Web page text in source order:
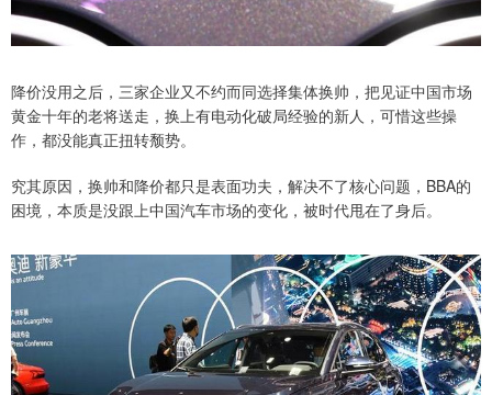
降价没用之后，三家企业又不约而同选择集体换帅，把见证中国市场
黄金十年的老将送走，换上有电动化破局经验的新人，可惜这些操
作，都没能真正扭转颓势。
究其原因，换帅和降价都只是表面功夫，解决不了核心问题，BBA的
困境，本质是没跟上中国汽车市场的变化，被时代甩在了身后。